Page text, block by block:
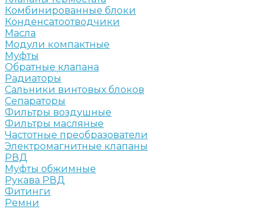
Комбинированные блоки
Конденсатоотводчики
Масла
Модули компактные
Муфты
Обратные клапана
Радиаторы
Сальники винтовых блоков
Сепараторы
Фильтры воздушные
Фильтры масляные
Частотные преобразователи
Электромагнитные клапаны
РВД
Муфты обжимные
Рукава РВД
Фитинги
Ремни